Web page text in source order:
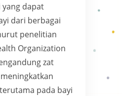
dapat
dari berbagai
penelitian
Organization
zat
pada bayi